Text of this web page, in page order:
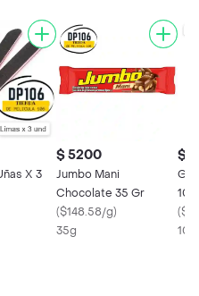
X 3
$ 5200
Jumbo Mani
Chocolate 35 Gr
($148.58/g)
35g
$
10
(